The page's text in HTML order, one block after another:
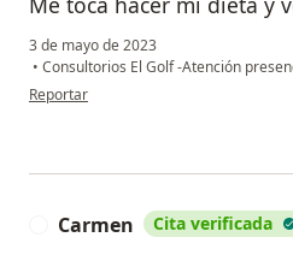
3 de mayo de 2023
• Consultorios El Golf -Atención
en opinión del usuario Maribel Alezones
Reportar
Carmen Cita verificada